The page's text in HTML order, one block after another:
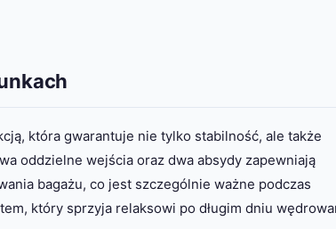
która gwarantuje nie tylko stabilność, ale także
oddzielne wejścia oraz dwa absydy zapewniają
bagażu, co jest szczególnie ważne podczas
który sprzyja relaksowi po długim dniu